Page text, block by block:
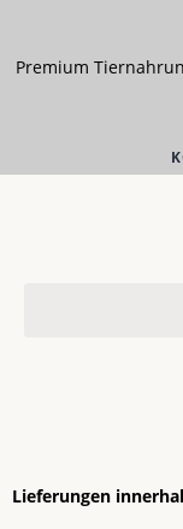
Premium
Lieferungen